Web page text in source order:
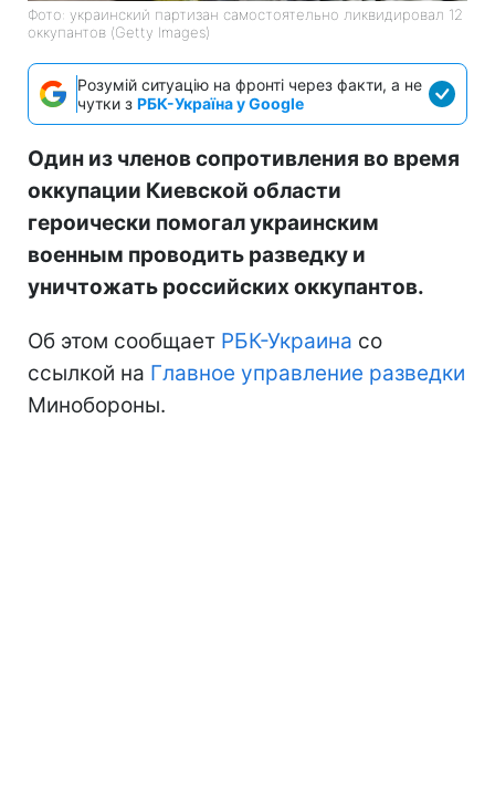
Фото: украинский партизан самостоятельно ликвидировал 12
оккупантов (Getty Images)
Розумій ситуацію на фронті через факти, а не
чутки з РБК-Україна у Google
Один из членов сопротивления во время
оккупации Киевской области
героически помогал украинским
военным проводить разведку и
уничтожать российских оккупантов.
Об этом сообщает РБК-Украина со
ссылкой на Главное управление разведки
Минобороны.